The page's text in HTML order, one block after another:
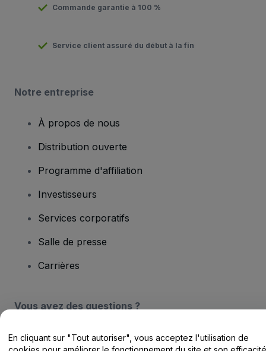
Commande garantie à 100 %
Service client assuré du début à la fin
Notre entreprise
À propos de nous
Distribution ouverte
Programme d'affiliation
Investisseurs
Services corporatifs
Salle de presse
Carrières
Vous avez des questions ?
Centre d'assistance / Nous contacter
En cliquant sur "Tout autoriser", vous acceptez l'utilisation de